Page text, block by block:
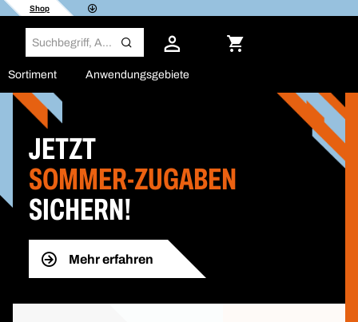
Shop
Sortiment Anwendungsgebiete
JETZT
SOMMER-ZUGABEN
SICHERN!
Mehr erfahren